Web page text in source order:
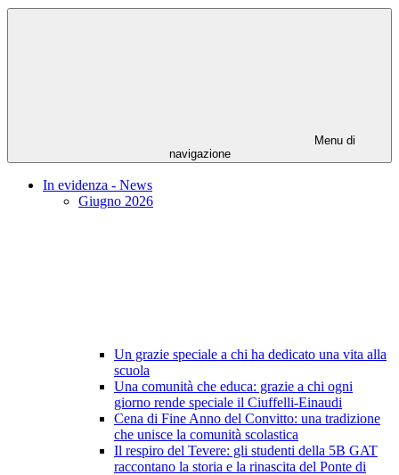
Menu di
navigazione
In evidenza - News
Giugno 2026
Un grazie speciale a chi ha dedicato una vita alla
scuola
Una comunità che educa: grazie a chi ogni
giorno rende speciale il Ciuffelli-Einaudi
Cena di Fine Anno del Convitto: una tradizione
che unisce la comunità scolastica
Il respiro del Tevere: gli studenti della 5B GAT
raccontano la storia e la rinascita del Ponte di